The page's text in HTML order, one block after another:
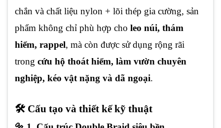
chắn và chất liệu nylon + lõi thép gia cường, sản
phẩm không chỉ phù hợp cho leo núi, thám
hiểm, rappel, mà còn được sử dụng rộng rãi
trong cứu hộ thoát hiểm, làm vườn chuyên
nghiệp, kéo vật nặng và dã ngoại.
🛠️ Cấu tạo và thiết kế kỹ thuật